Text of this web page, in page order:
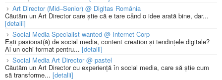
Art Director (Mid–Senior) @ Digitas România
Căutăm un Art Director care știe că e tare când o idee arată bine, dar...
[detalii]
Social Media Specialist wanted @ Internet Corp
Ești pasionat(ă) de social media, content creation și tendințele digitale?
Ai un ochi format pentru... [detalii]
Social Media Art Director @ pastel
Căutăm un Art Director cu experiență în social media, care să știe cum
să transforme... [detalii]